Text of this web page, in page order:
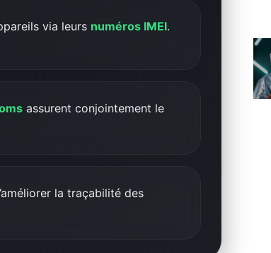
via leurs numéros IMEI.
assurent conjointement le
la traçabilité des